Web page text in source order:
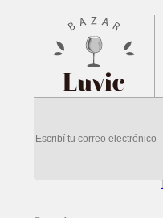
Luvic